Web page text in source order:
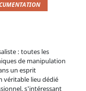
: toutes les
de manipulation
un esprit
véritable lieu dédié
s'intéressant